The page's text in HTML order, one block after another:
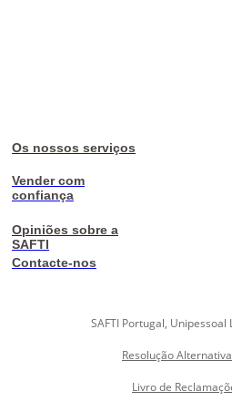
Os nossos serviços
Vender com
confiança
Opiniões sobre a
SAFTI
Contacte-nos
SAFTI Portugal, Unipessoal
Resolução
Livro de